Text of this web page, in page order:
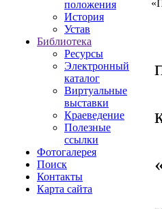
положения
История
Устав
Библиотека
Ресурсы
Электронный
каталог
Виртуальные
выставки
Краеведение
Полезные
ссылки
Фотогалерея
Поиск
Контакты
Карта сайта